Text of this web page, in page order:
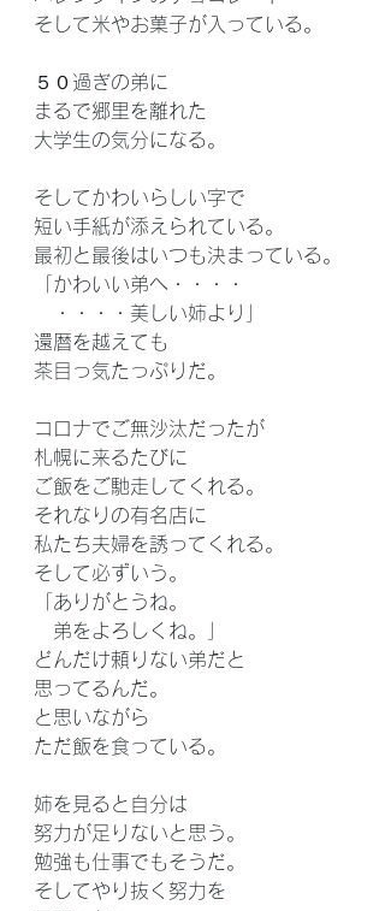
そして米やお菓子が入っている。
５０過ぎの弟に
まるで郷里を離れた
大学生の気分になる。
そしてかわいらしい字で
短い手紙が添えられている。
最初と最後はいつも決まっている。
「かわいい弟へ・・・・
・・・・美しい姉より」
還暦を越えても
茶目っ気たっぷりだ。
コロナでご無沙汰だったが
札幌に来るたびに
ご飯をご馳走してくれる。
それなりの有名店に
私たち夫婦を誘ってくれる。
そして必ずいう。
「ありがとうね。
弟をよろしくね。」
どんだけ頼りない弟だと
思ってるんだ。
と思いながら
ただ飯を食っている。
姉を見ると自分は
努力が足りないと思う。
勉強も仕事でもそうだ。
そしてやり抜く努力を